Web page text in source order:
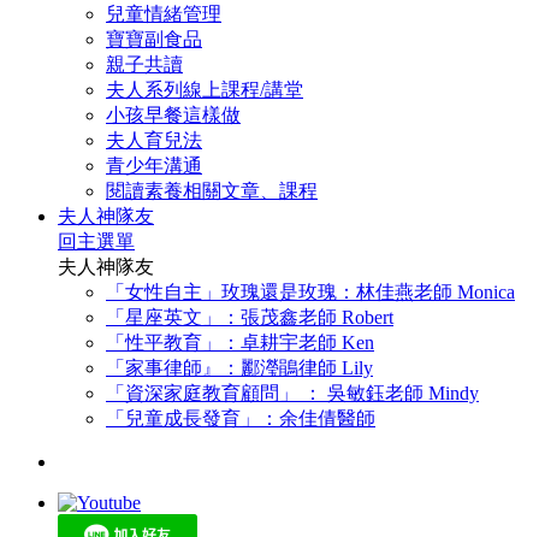
兒童情緒管理
寶寶副食品
親子共讀
夫人系列線上課程/講堂
小孩早餐這樣做
夫人育兒法
青少年溝通
閱讀素養相關文章、課程
夫人神隊友
回主選單
夫人神隊友
「女性自主」玫瑰還是玫瑰：林佳燕老師 Monica
「星座英文」：張茂鑫老師 Robert
「性平教育」：卓耕宇老師 Ken
「家事律師』：酈瀅鵑律師 Lily
「資深家庭教育顧問」 ： 吳敏鈺老師 Mindy
「兒童成長發育」：余佳倩醫師